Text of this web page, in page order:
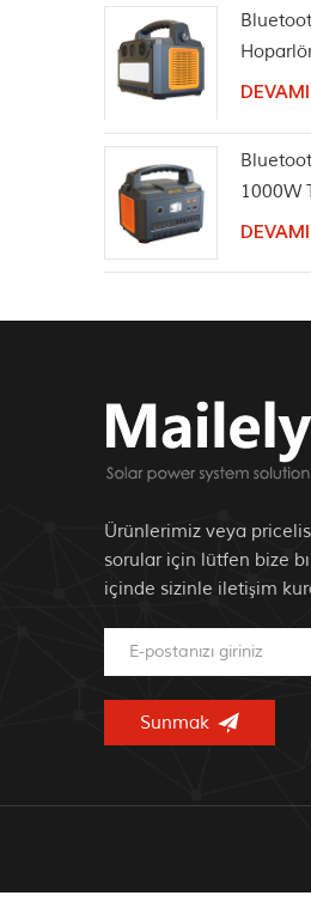
1000W
Ürünlerimiz veya
sorular için lütfen bize
içinde sizinle iletişim